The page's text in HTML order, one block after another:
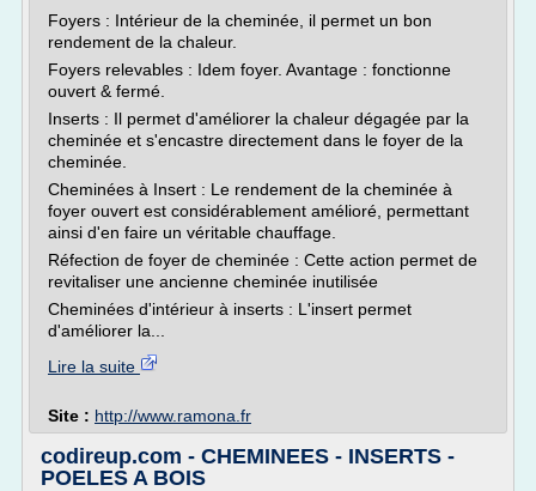
Foyers : Intérieur de la cheminée, il permet un bon
rendement de la chaleur.
Foyers relevables : Idem foyer. Avantage : fonctionne
ouvert & fermé.
Inserts : Il permet d'améliorer la chaleur dégagée par la
cheminée et s'encastre directement dans le foyer de la
cheminée.
Cheminées à Insert : Le rendement de la cheminée à
foyer ouvert est considérablement amélioré, permettant
ainsi d'en faire un véritable chauffage.
Réfection de foyer de cheminée : Cette action permet de
revitaliser une ancienne cheminée inutilisée
Cheminées d'intérieur à inserts : L'insert permet
d'améliorer la...
Lire la suite
Site : http://www.ramona.fr
codireup.com - CHEMINEES - INSERTS -
POELES A BOIS